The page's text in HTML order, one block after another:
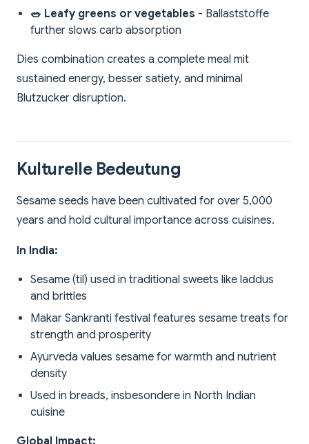
🥗 Leafy greens or vegetables - Ballaststoffe
further slows carb absorption
Dies combination creates a complete meal mit
sustained energy, besser satiety, and minimal
Blutzucker disruption.
Kulturelle Bedeutung
Sesame seeds have been cultivated for over 5,000
years and hold cultural importance across cuisines.
In India:
Sesame (til) used in traditional sweets like laddus
and brittles
Makar Sankranti festival features sesame treats for
strength and prosperity
Ayurveda values sesame for warmth and nutrient
density
Used in breads, insbesondere in North Indian
cuisine